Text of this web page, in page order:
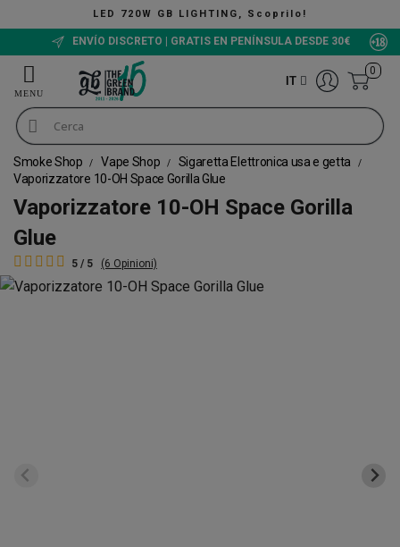
GB LIGHTING, Scoprilo!
ENVÍO DISCRETO | GRATIS EN PENÍNSULA DESDE 30€
IT
0
Smoke Shop Vape Shop
Sigaretta Elettronica usa e getta
Vaporizzatore 10-OH Space Gorilla Glue
Vaporizzatore 10-OH Space Gorilla
Glue
5 / 5 (6 Opinioni)